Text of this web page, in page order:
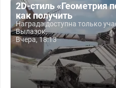
2D-стиль «Геометрия
как получить
Награда доступна только
Вылазок,...
Вчера, 18:13